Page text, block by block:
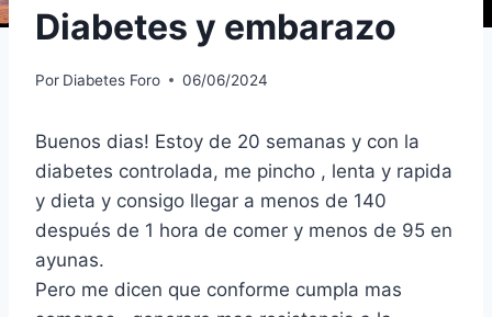
Diabetes y embarazo
Por Diabetes Foro 06/06/2024
Buenos dias! Estoy de 20 semanas y con la
diabetes controlada, me pincho , lenta y rapida
y dieta y consigo llegar a menos de 140
después de 1 hora de comer y menos de 95 en
ayunas.
Pero me dicen que conforme cumpla mas